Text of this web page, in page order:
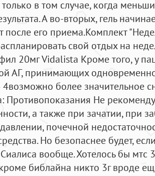
в том случае, когда
А во-вторых, гель
после его приема.Комплект
свой отдых на
20мг Vidalista Кроме того, у
АГ, принимающих
4возможно более значительное
Противопоказания Не
а также при зачатии, при
почечной
Но безопаснее будет,
вообще. Хотелось бы мтс
библайна никто 3г вроде